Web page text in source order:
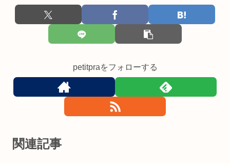
petitpraをフォローする
関連記事